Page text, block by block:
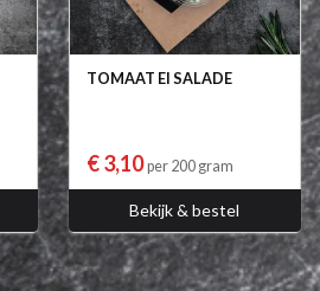
TOMAAT EI SALADE
€ 3,10per 200 gram
Bekijk & bestel